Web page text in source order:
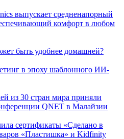
выпускает средненапорный
комфорт в любом
быть удобнее домашней?
в эпоху шаблонного ИИ-
из 30 стран мира приняли
QNET в Малайзии
сертификаты «Сделано в
«Пластишка» и Kidfinity